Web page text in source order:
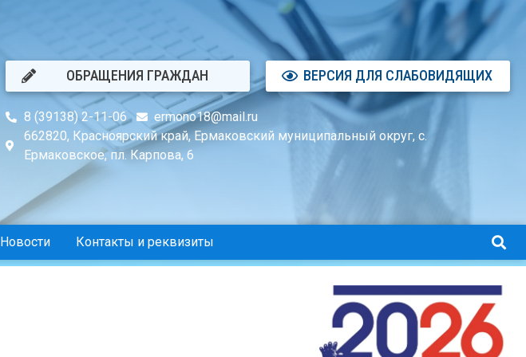
ОБРАЩЕНИЯ ГРАЖДАН ВЕРСИЯ ДЛЯ СЛАБОВИДЯЩИХ
8 (39138) 2-11-06
ermono18@mail.ru
662820, Красноярский край, Ермаковский муниципальный округ, с.
Ермаковское, пл. Карпова, 6
Новости Контакты и реквизиты